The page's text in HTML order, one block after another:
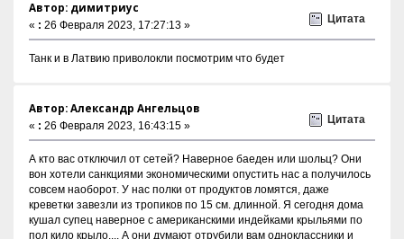
Автор: димитриус
« : 26 Февраля 2023, 17:27:13 »
Цитата
Танк и в Латвию приволокли посмотрим что будет
Автор: Александр Ангельцов
« : 26 Февраля 2023, 16:43:15 »
Цитата
А кто вас отключил от сетей? Наверное баеден или шольц? Они
вон хотели санкциями экономическими опустить нас а получилось
совсем наоборот. У нас полки от продуктов ломятся, даже
креветки завезли из тропиков по 15 см. длинной. Я сегодня дома
кушал супец наверное с американскими индейками крыльями по
пол кило крыло.... А они думают отрубили вам одноклассники и